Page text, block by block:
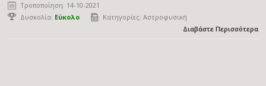
Τροποποίηση: 14-10-2021
Δυσκολία: Εύκολο Κατηγορίες:Αστροφυσική
Διαβάστε Περισσότερα